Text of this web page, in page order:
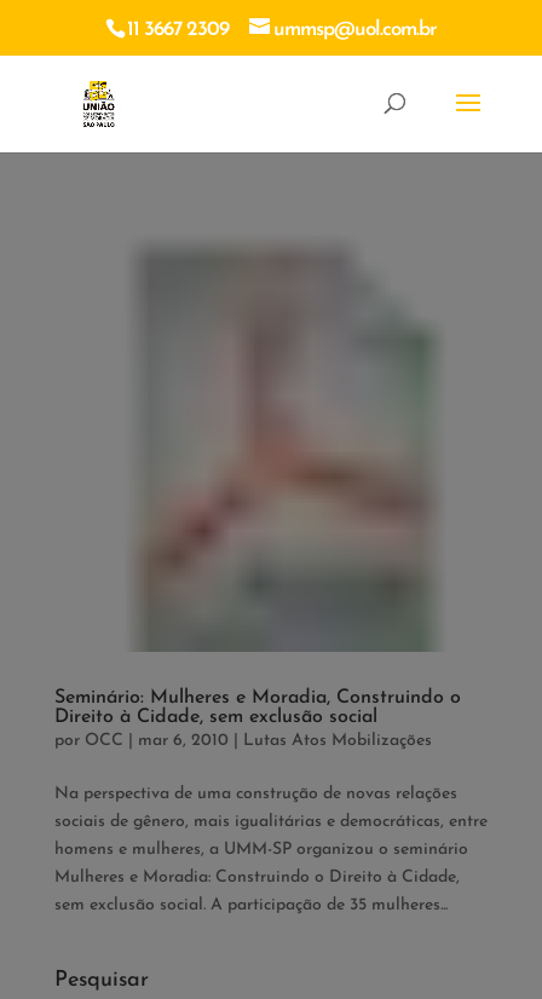
11 3667 2309 ummsp@uol.com.br
Seminário: Mulheres e Moradia, Construindo o
Direito à Cidade, sem exclusão social
por OCC mar 6, 2010 Lutas Atos Mobilizações
Na perspectiva de uma construção de novas relações
sociais de gênero, mais igualitárias e democráticas, entre
homens e mulheres, a UMM-SP organizou o seminário
Mulheres e Moradia: Construindo o Direito à Cidade,
sem exclusão social. A participação de 35 mulheres...
Pesquisar